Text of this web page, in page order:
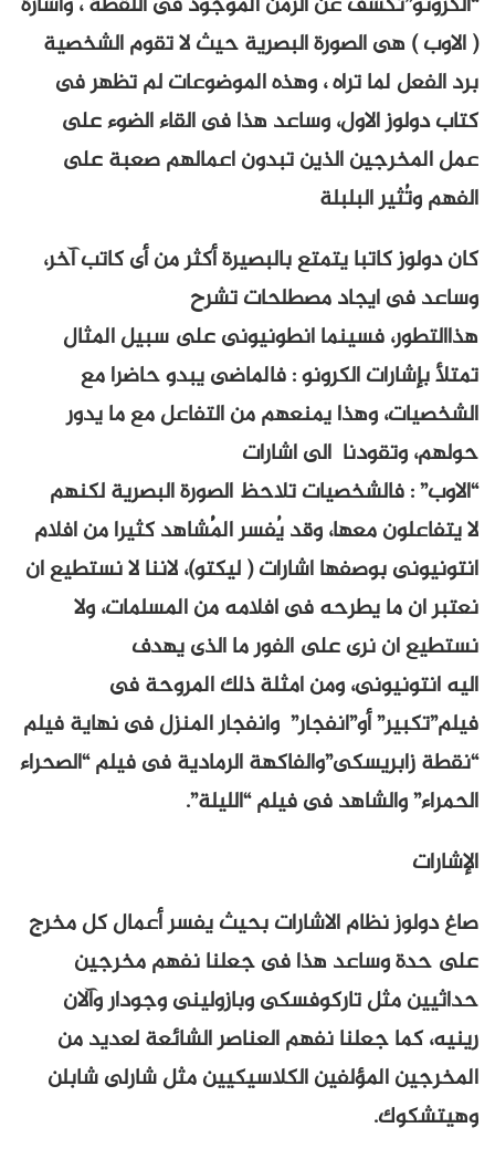
( الاوب ) هى الصورة البصرية حيث لا تقوم الشخصية
برد الفعل لما تراه ، وهذه الموضوعات لم تظهر فى
كتاب دولوز الاول، وساعد هذا فى القاء الضوء على
عمل المخرجين الذين تبدون اعمالهم صعبة على
الفهم وتُثير البلبلة
كان دولوز كاتبا يتمتع بالبصيرة أكثر من أى كاتب آخر،
وساعد فى ايجاد مصطلحات تشرح
هذاالتطور، فسينما انطونيونى على سبيل المثال
تمتلأ بإشارات الكرونو : فالماضى يبدو حاضرا مع
الشخصيات، وهذا يمنعهم من التفاعل مع ما يدور
حولهم، وتقودنا الى اشارات
“الاوب” : فالشخصيات تلاحظ الصورة البصرية لكنهم
لا يتفاعلون معها، وقد يُفسر الُمُشاهد كثيرا من افلام
انتونيونى بوصفها اشارات ( ليكتو)، لاننا لا نستطيع ان
نعتبر ان ما يطرحه فى افلامه من المسلمات، ولا
نستطيع ان نرى على الفور ما الذى يهدف
اليه انتونيونى، ومن امثلة ذلك المروحة فى
فيلم”تكبير” أو”انفجار” وانفجار المنزل فى نهاية فيلم
“نقطة زابريسكى”والفاكهة الرمادية فى فيلم “الصحراء
الحمراء” والشاهد فى فيلم “الليلة”.
الإشارات
صاغ دولوز نظام الاشارات بحيث يفسر أعمال كل مخرج
على حدة وساعد هذا فى جعلنا نفهم مخرجين
حداثيين مثل تاركوفسكى وبازولينى وجودار وآلان
رينيه، كما جعلنا نفهم العناصر الشائعة لعديد من
المخرجين المؤلفين الكلاسيكيين مثل شارلى شابلن
وهيتشكوك.